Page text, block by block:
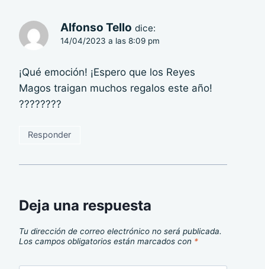
Alfonso Tello dice:
14/04/2023 a las 8:09 pm
¡Qué emoción! ¡Espero que los Reyes
Magos traigan muchos regalos este año!
????????
Responder
Deja una respuesta
Tu dirección de correo electrónico no será publicada.
Los campos obligatorios están marcados con *